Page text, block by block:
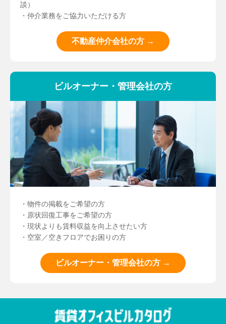
談）
・仲介業務をご協力いただける方
不動産仲介会社の方 →
ビルオーナー・管理会社の方
・物件の掲載をご希望の方
・原状回復工事をご希望の方
・現状よりも賃料収益を向上させたい方
・空室／空きフロアでお困りの方
ビルオーナー・管理会社の方 →